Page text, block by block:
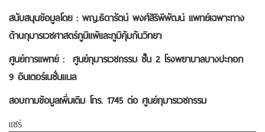
สนับสนุนข้อมูลโดย : พญ.ธิดารัตน์ พงศ์สิริพิพัฒน์ แพทย์เฉพาะทาง
ด้านกุมารเวชศาสตร์ภูมิแพ้และภูมิคุ้มกันวิทยา
ศูนย์การแพทย์ : ศูนย์กุมารเวชกรรม ชั้น 2 โรงพยาบาลบางปะกอก
9 อินเตอร์เนชั่นแนล
สอบถามข้อมูลเพิ่มเติม โทร. 1745 ต่อ ศูนย์กุมารเวชกรรม
แชร์